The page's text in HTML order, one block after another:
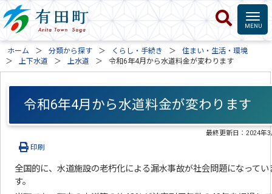
ホーム 分類から探す くらし・手続き
住まい・生活・環境
上下水道
上水道 令和6年4月から水道料金が変わります
令和6年4月から水道料金が変わります
最終更新日：2024年
印刷
全国的に、水道施設の老朽化による漏水事故が社会問題になってい
す。